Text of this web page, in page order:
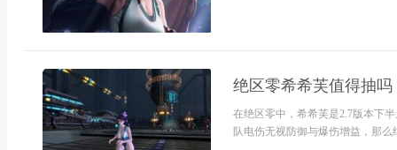
绝区零希希芙值得抽
在绝区零中，希希芙是2.7版本下
队电伤无视防御与爆伤增益，那